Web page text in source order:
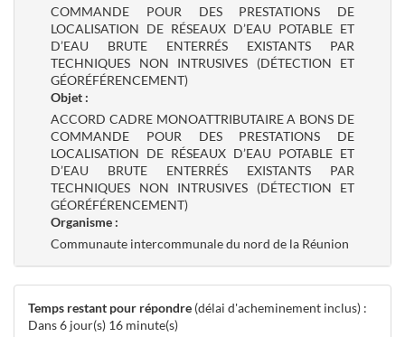
COMMANDE POUR DES PRESTATIONS DE
LOCALISATION DE RÉSEAUX D’EAU POTABLE ET
D’EAU BRUTE ENTERRÉS EXISTANTS PAR
TECHNIQUES NON INTRUSIVES (DÉTECTION ET
GÉORÉFÉRENCEMENT)
Objet :
ACCORD CADRE MONOATTRIBUTAIRE A BONS DE
COMMANDE POUR DES PRESTATIONS DE
LOCALISATION DE RÉSEAUX D’EAU POTABLE ET
D’EAU BRUTE ENTERRÉS EXISTANTS PAR
TECHNIQUES NON INTRUSIVES (DÉTECTION ET
GÉORÉFÉRENCEMENT)
Organisme :
Communaute intercommunale du nord de la Réunion
Temps restant pour répondre (délai d'acheminement inclus) :
Dans 6 jour(s) 16 minute(s)